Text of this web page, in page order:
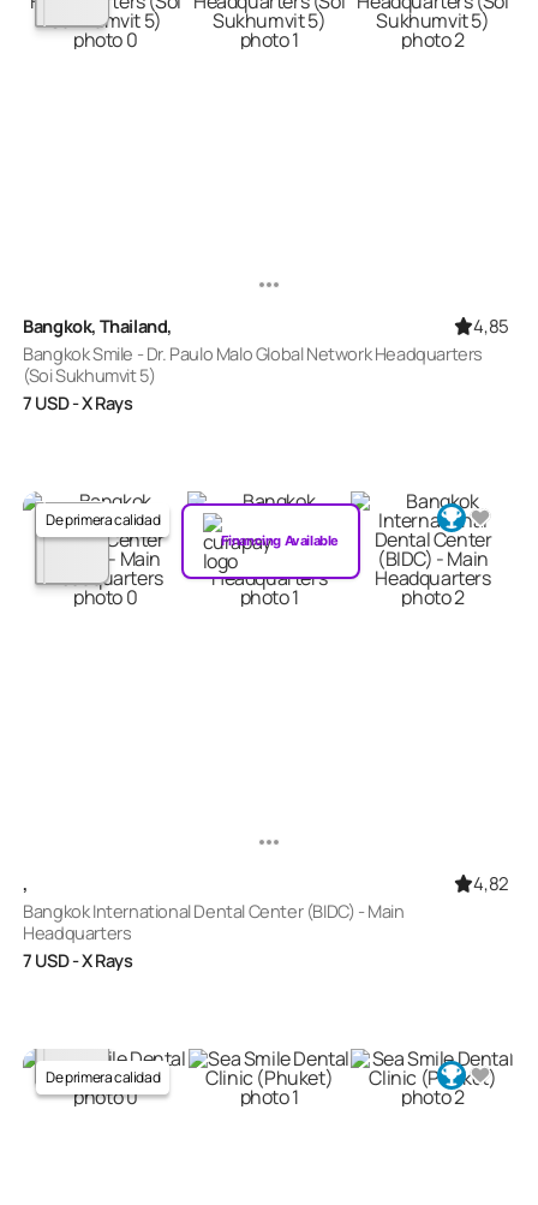
Bangkok, Thailand, 4,85
Bangkok Smile - Dr. Paulo Malo Global Network Headquarters
(Soi Sukhumvit 5)
7 USD- X Rays
De primera calidad
Financing Available
, 4,82
Bangkok International Dental Center (BIDC) - Main
Headquarters
7 USD- X Rays
De primera calidad